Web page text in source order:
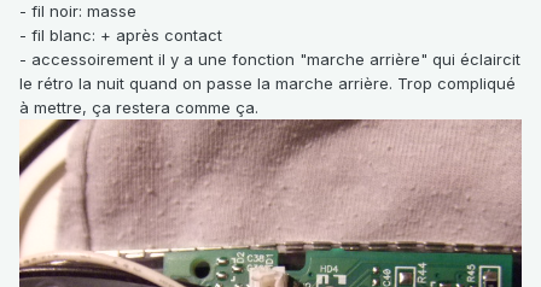
- fil noir: masse
- fil blanc: + après contact
- accessoirement il y a une fonction "marche arrière" qui éclaircit
le rétro la nuit quand on passe la marche arrière. Trop compliqué
à mettre, ça restera comme ça.